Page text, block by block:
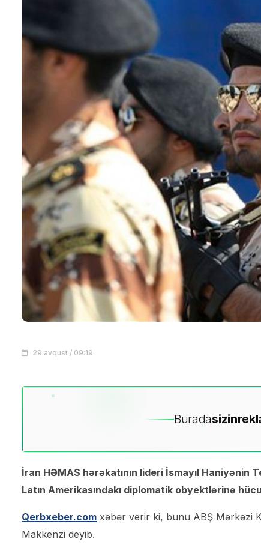
29 avqust / 09:19
Buradasizin
İran HƏMAS hərəkatının lideri İsmayıl
Latın Amerikasındakı diplomatik obyektlərinə
Qerbxeber.com xəbər verir ki, bunu ABŞ Mərkəzi
Makkenzi deyib.